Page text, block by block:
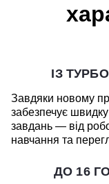
ІЗ
Завдяки новому
забезпечує
завдань — від
навчання та
ДО 16